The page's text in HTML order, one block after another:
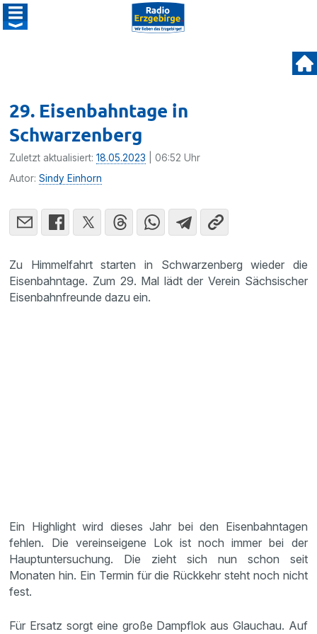
29. Eisenbahntage in
Schwarzenberg
Zuletzt aktualisiert:18.05.2023 | 06:52 Uhr
Autor:Sindy Einhorn
Zu Himmelfahrt starten in Schwarzenberg wieder die
Eisenbahntage. Zum 29. Mal lädt der Verein Sächsischer
Eisenbahnfreunde dazu ein.
Ein Highlight wird dieses Jahr bei den Eisenbahntagen
fehlen. Die vereinseigene Lok ist noch immer bei der
Hauptuntersuchung. Die zieht sich nun schon seit
Monaten hin. Ein Termin für die Rückkehr steht noch nicht
fest.
Für Ersatz sorgt eine große Dampflok aus Glauchau. Auf